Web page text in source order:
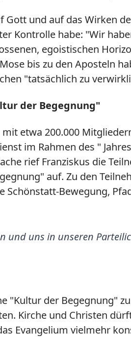
und auf das Wirken
Kontrolle habe: "Wir
egoistischen
bis zu den Aposteln
"tatsächlich zu
der Begegnung"
etwa 200.000
im Rahmen des "
rief Franziskus die
auf. Zu den
Bewegung,
und uns in unseren
"Kultur der Begegnung"
Kirche und Christen
Evangelium vielmehr